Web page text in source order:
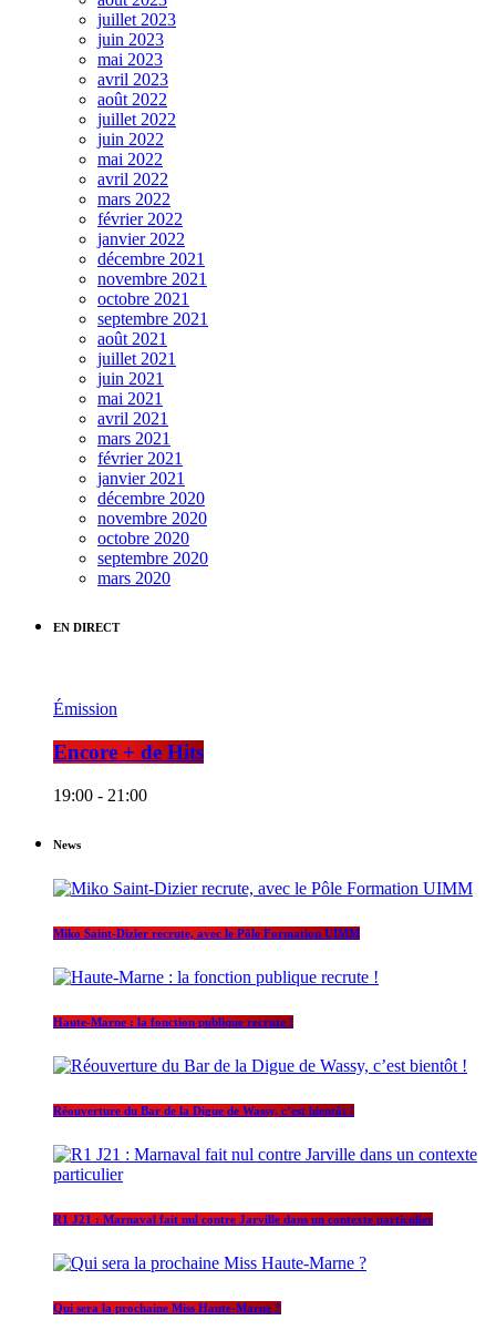
juillet 2023
juin 2023
mai 2023
avril 2023
août 2022
juillet 2022
juin 2022
mai 2022
avril 2022
mars 2022
février 2022
janvier 2022
décembre 2021
novembre 2021
octobre 2021
septembre 2021
août 2021
juillet 2021
juin 2021
mai 2021
avril 2021
mars 2021
février 2021
janvier 2021
décembre 2020
novembre 2020
octobre 2020
septembre 2020
mars 2020
EN DIRECT
Émission
Encore + de Hits
19:00 - 21:00
News
Miko Saint-Dizier recrute, avec le Pôle Formation UIMM
Haute-Marne : la fonction publique recrute !
Réouverture du Bar de la Digue de Wassy, c’est bientôt !
R1 J21 : Marnaval fait nul contre Jarville dans un contexte particulier
Qui sera la prochaine Miss Haute-Marne ?